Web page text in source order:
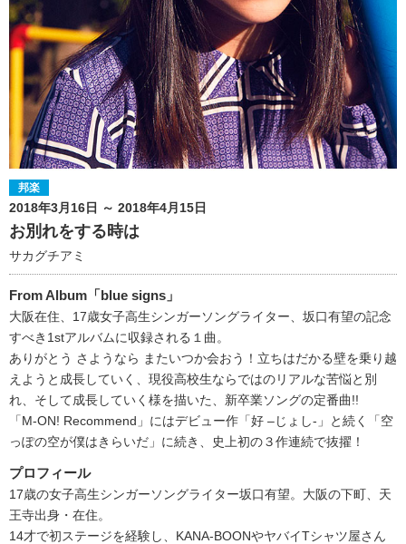
邦楽
2018年3月16日 ～ 2018年4月15日
お別れをする時は
サカグチアミ
From Album「blue signs」
大阪在住、17歳女子高生シンガーソングライター、坂口有望の記念
すべき1stアルバムに収録される１曲。
ありがとう さようなら またいつか会おう！立ちはだかる壁を乗り越
えようと成長していく、現役高校生ならではのリアルな苦悩と別
れ、そして成長していく様を描いた、新卒業ソングの定番曲!!
「M-ON! Recommend」にはデビュー作「好 –じょし-」と続く「空
っぽの空が僕はきらいだ」に続き、史上初の３作連続で抜擢！
プロフィール
17歳の女子高生シンガーソングライター坂口有望。大阪の下町、天
王寺出身・在住。
14才で初ステージを経験し、KANA-BOONやヤバイTシャツ屋さん